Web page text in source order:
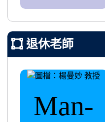
退休老師
Man-